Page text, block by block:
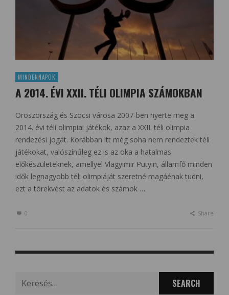
MINDENNAPOK
A 2014. ÉVI XXII. TÉLI OLIMPIA SZÁMOKBAN
Oroszország és Szocsi városa 2007-ben nyerte meg a
2014. évi téli olimpiai játékok, azaz a XXII. téli olimpia
rendezési jogát. Korábban itt még soha nem rendeztek téli
játékokat, valószínűleg ez is az oka a hatalmas
előkészületeknek, amellyel Vlagyimir Putyin, államfő minden
idők legnagyobb téli olimpiáját szeretné magáénak tudni,
ezt a törekvést az adatok és számok …
0 Share
for: